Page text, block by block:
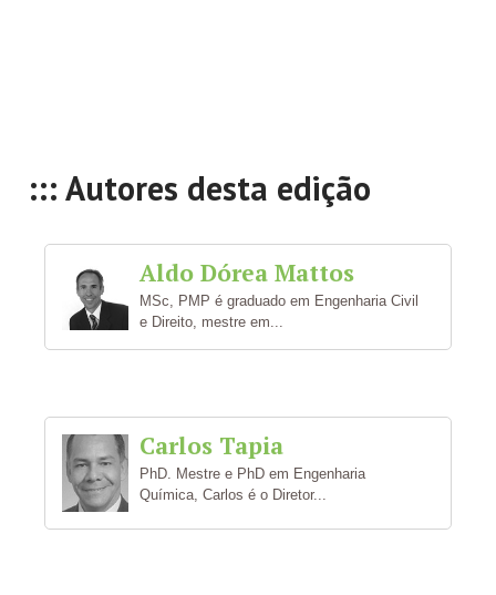
::: Autores desta edição
Aldo Dórea Mattos
MSc, PMP é graduado em Engenharia Civil
e Direito, mestre em...
Carlos Tapia
PhD. Mestre e PhD em Engenharia
Química, Carlos é o Diretor...